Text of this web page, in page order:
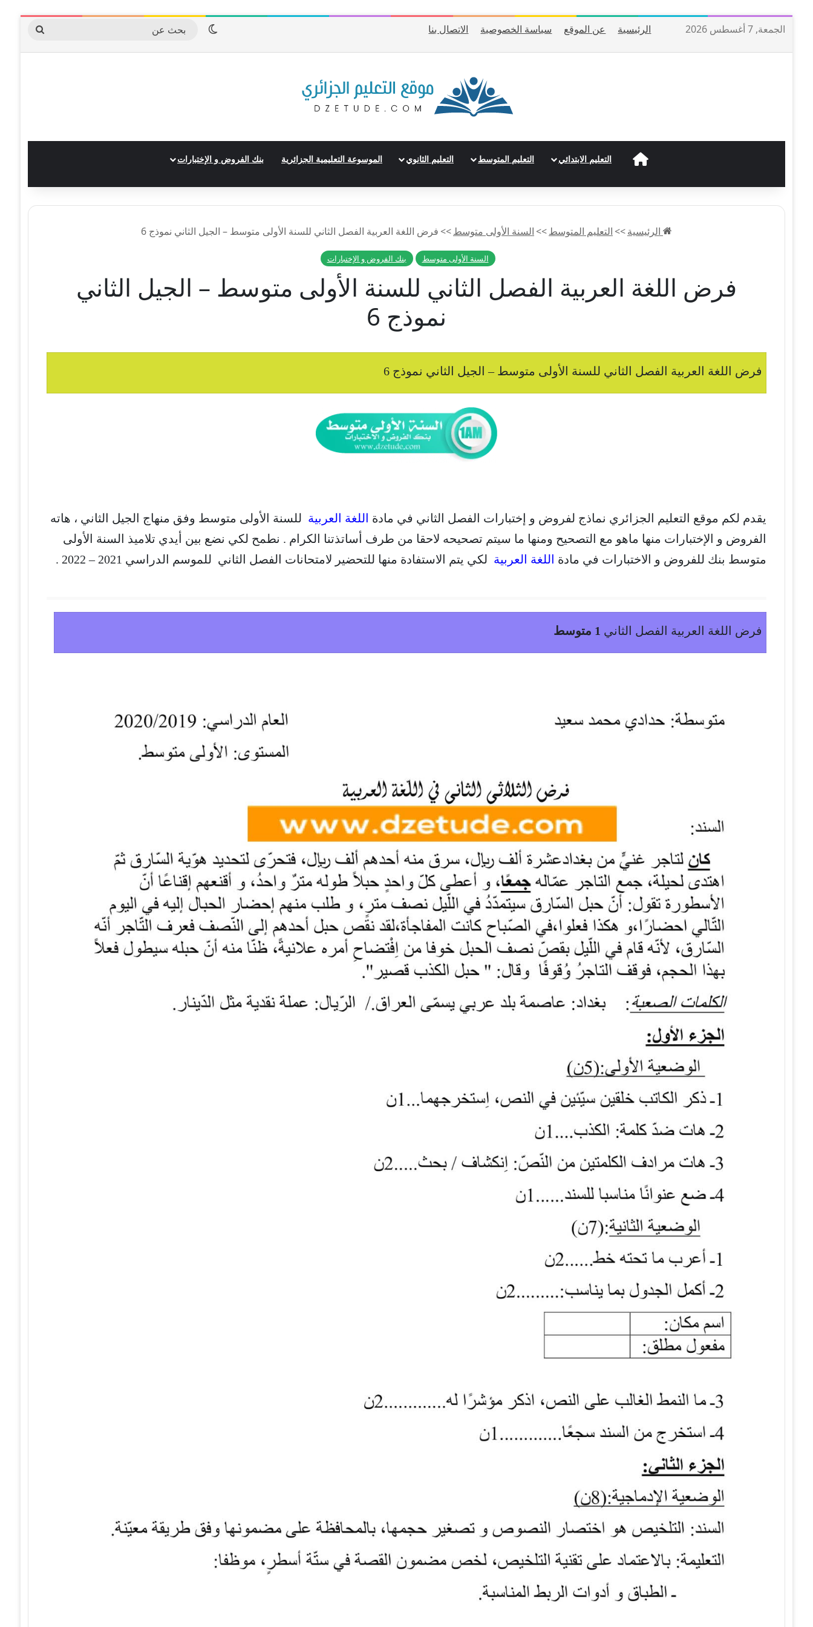
الجمعة, 7 أغسطس 2026 الرئيسية عن الموقع سياسة الخصوصية الاتصال بنا الوضع المظلم
بحث
عن
الرئيسيةالتعليم الابتدائي التعليم المتوسط التعليم الثانوي الموسوعة التعليمية الجزائرية بنك الفروض و الإختبارات
الرئيسية>>التعليم المتوسط>>السنة الأولى متوسط>>فرض اللغة العربية الفصل الثاني للسنة الأولى متوسط – الجيل الثاني نموذج 6
السنة الأولى متوسط بنك الفروض و الإختبارات
فرض اللغة العربية الفصل الثاني للسنة الأولى متوسط – الجيل الثاني
نموذج 6
فرض اللغة العربية الفصل الثاني للسنة الأولى متوسط – الجيل الثاني نموذج 6
يقدم لكم موقع التعليم الجزائري نماذج لفروض و إختبارات الفصل الثاني في مادة اللغة العربية للسنة الأولى متوسط وفق منهاج الجيل الثاني ، هاته
الفروض و الإختبارات منها ماهو مع التصحيح ومنها ما سيتم تصحيحه لاحقا من طرف أساتذتنا الكرام . نطمح لكي نضع بين أيدي تلاميذ السنة الأولى
متوسط بنك للفروض و الاختبارات في مادة اللغة العربية لكي يتم الاستفادة منها للتحضير لامتحانات الفصل الثاني للموسم الدراسي 2021 – 2022 .
فرض اللغة العربية الفصل الثاني 1 متوسط